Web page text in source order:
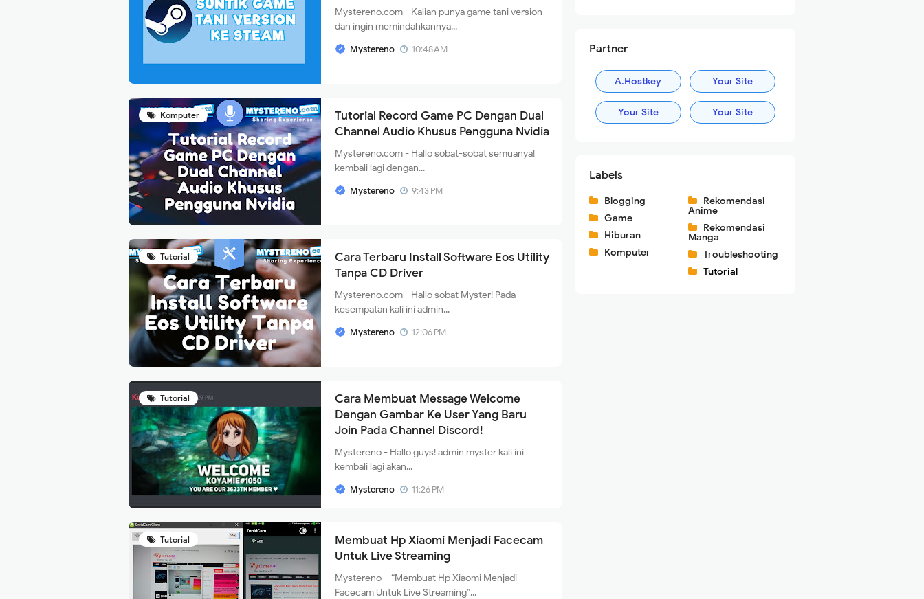
Mystereno.com - Kalian punya game tani version
dan ingin memindahkannya...
Mystereno
10:48 AM
Tutorial Record Game PC Dengan Dual
Channel Audio Khusus Pengguna Nvidia
Komputer
Mystereno.com - Hallo sobat-sobat semuanya!
kembali lagi dengan...
Mystereno
9:43 PM
Cara Terbaru Install Software Eos Utility
Tanpa CD Driver
Tutorial
Mystereno.com - Hallo sobat Myster! Pada
kesempatan kali ini admin...
Mystereno
12:06 PM
Cara Membuat Message Welcome
Dengan Gambar Ke User Yang Baru
Join Pada Channel Discord!
Tutorial
Mystereno - Hallo guys! admin myster kali ini
kembali lagi akan...
Mystereno
11:26 PM
Membuat Hp Xiaomi Menjadi Facecam
Untuk Live Streaming
Tutorial
Mystereno – “Membuat Hp Xiaomi Menjadi
Facecam Untuk Live Streaming”...
Partner
A.Hostkey Your Site
Your Site Your Site
Labels
Blogging
Game
Hiburan
Komputer
Rekomendasi
Anime
Rekomendasi
Manga
Troubleshooting
Tutorial